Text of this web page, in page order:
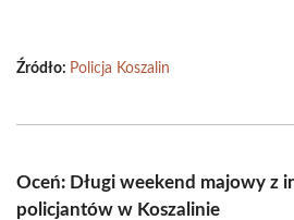
Źródło: Policja Koszalin
Oceń: Długi weekend majowy z
policjantów w Koszalinie